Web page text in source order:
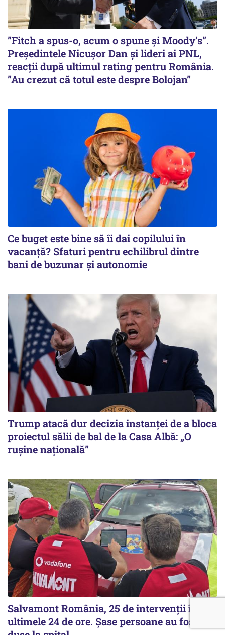
”Fitch a spus-o, acum o spune și Moody’s”.
Președintele Nicușor Dan și lideri ai PNL,
reacții după ultimul rating pentru România.
”Au crezut că totul este despre Bolojan”
Ce buget este bine să îi dai copilului în
vacanță? Sfaturi pentru echilibrul dintre
bani de buzunar și autonomie
Trump atacă dur decizia instanţei de a bloca
proiectul sălii de bal de la Casa Albă: „O
ruşine naţională”
Salvamont România, 25 de intervenții în
ultimele 24 de ore. Șase persoane au fost